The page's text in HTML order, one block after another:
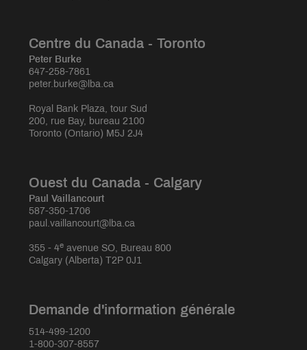
Centre du Canada - Toronto
Peter Burke
647-258-7861
peter.burke@lba.ca
Royal Bank Plaza, tour Sud
200, rue Bay, bureau 2100
Toronto (Ontario) M5J 2J4
Ouest du Canada - Calgary
Paul Vaillancourt
587-350-1706
paul.vaillancourt@lba.ca
355 - 4e avenue SO, Bureau 800
Calgary (Alberta) T2P 0J1
Demande d'information générale
514-499-1200
1-800-307-8557